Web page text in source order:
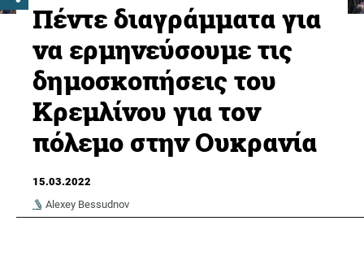
Πέντε διαγράμματα για
να ερμηνεύσουμε τις
δημοσκοπήσεις του
Κρεμλίνου για τον
πόλεμο στην Ουκρανία
15.03.2022
Alexey Bessudnov